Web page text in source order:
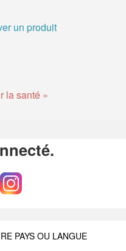
un produit
la santé »
PAYS OU LANGUE